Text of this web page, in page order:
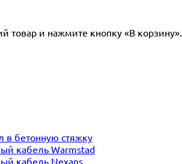
товар и нажмите кнопку «В корзину».
в бетонную стяжку
кабель Warmstad
кабель Nexans